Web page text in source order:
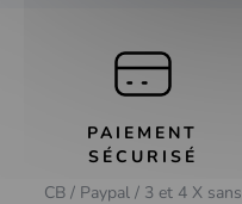
PAIEMENT
SÉCURISÉ
CB / Paypal / 3 et 4 X sans